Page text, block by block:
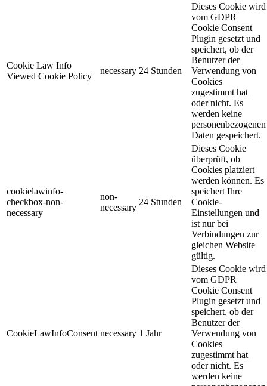
Cookie Law Info
Viewed Cookie Policy
necessary 24 Stunden
Dieses Cookie wird
vom GDPR
Cookie Consent
Plugin gesetzt und
speichert, ob der
Benutzer der
Verwendung von
Cookies
zugestimmt hat
oder nicht. Es
werden keine
personenbezogenen
Daten gespeichert.
cookielawinfo-
checkbox-non-
necessary
non-
necessary
24 Stunden
Dieses Cookie
überprüft, ob
Cookies platziert
werden können. Es
speichert Ihre
Cookie-
Einstellungen und
ist nur bei
Verbindungen zur
gleichen Website
gültig.
CookieLawInfoConsent necessary 1 Jahr
Dieses Cookie wird
vom GDPR
Cookie Consent
Plugin gesetzt und
speichert, ob der
Benutzer der
Verwendung von
Cookies
zugestimmt hat
oder nicht. Es
werden keine